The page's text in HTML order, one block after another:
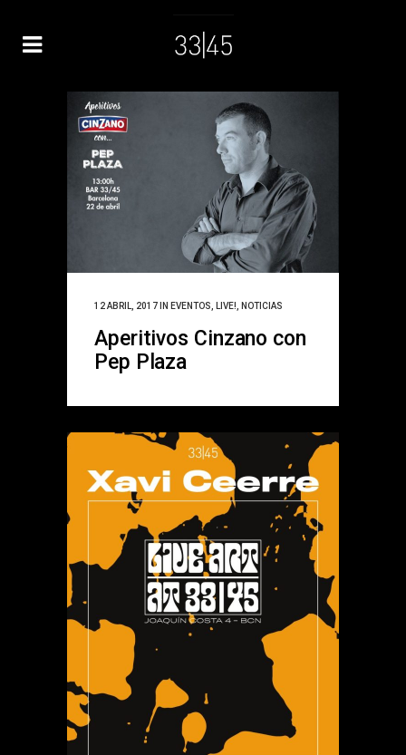
12 ABRIL, 2017 IN EVENTOS LIVE! NOTICIAS
Aperitivos Cinzano con
Pep Plaza